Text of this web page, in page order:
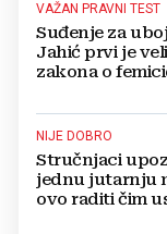
VAŽAN PRAVNI TEST
Suđenje za
Jahić prvi je
zakona o
NIJE DOBRO
Stručnjaci
jednu jutarnju
ovo raditi čim